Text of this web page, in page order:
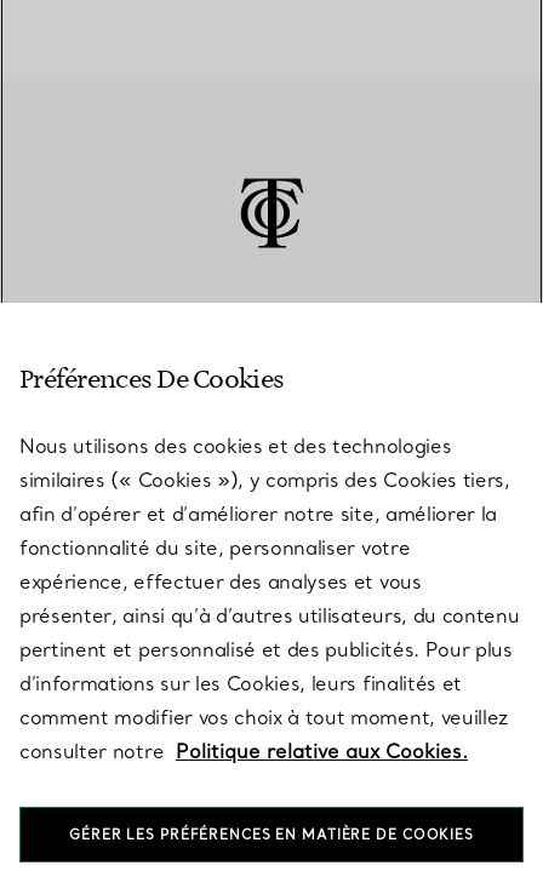
SERVICES
À PROPOS
QUESTIONS LÉGALES
SUIVEZ-NOUS
Préférences De Cookies
Nous utilisons des cookies et des technologies
similaires (« Cookies »), y compris des Cookies tiers,
afin d’opérer et d’améliorer notre site, améliorer la
fonctionnalité du site, personnaliser votre
expérience, effectuer des analyses et vous
présenter, ainsi qu’à d’autres utilisateurs, du contenu
pertinent et personnalisé et des publicités. Pour plus
d’informations sur les Cookies, leurs finalités et
comment modifier vos choix à tout moment, veuillez
consulter notre Politique relative aux Cookies.
GÉRER LES PRÉFÉRENCES EN MATIÈRE DE COOKIES